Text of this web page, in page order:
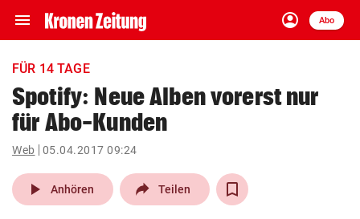
menu Navigation
ein-/ausklappen
account_circle
Anmelden
Abo
close Schließen
account_circle Anmelden
pin_drop
Wien arrow_right
FÜR 14 TAGE
Spotify: Neue Alben vorerst nur
für Abo-Kunden
Web 05.04.2017 09:24
play_arrow Anhören Teilen